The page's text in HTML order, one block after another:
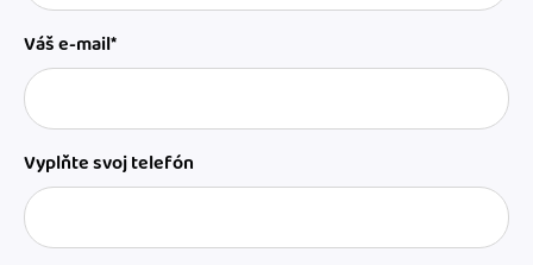
Váš e-mail*
Vyplňte svoj telefón